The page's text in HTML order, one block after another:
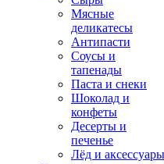
Мясные
деликатесы
Антипасти
Соусы и
тапенады
Паста и снеки
Шоколад и
конфеты
Десерты и
печенье
Лёд и аксессуары